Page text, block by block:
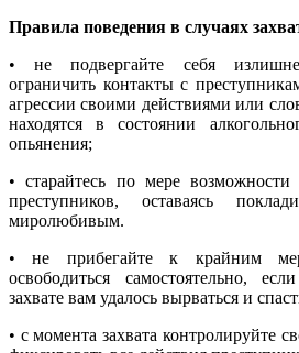
Правила поведения в случаях
• не подвергайте себя
ограничить контакты с
агрессии своими действиями или
находятся в состоянии
опьянения;
• старайтесь по мере возможности
преступников, оставаясь
миролюбивым.
• не прибегайте к крайним
освободиться самостоятельно,
захвате вам удалось вырваться и
• с момента захвата контролируйте